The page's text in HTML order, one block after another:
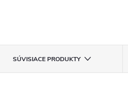
SÚVISIACE PRODUKTY